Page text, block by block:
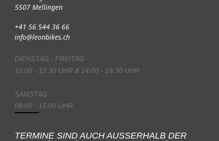
5507 Mellingen
+41 56 544 36 66
info@leonbikes.ch
DIENSTAG - FREITAG
10:00 - 12:30 UHR & 14:00 - 18:30 UHR
SAMSTAG
09:00 - 15:00 UHR
TERMINE SIND AUCH AUSSERHALB DER